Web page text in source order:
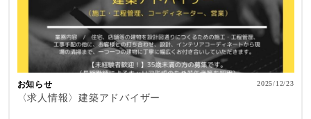
お知らせ 2025/12/23
〈求人情報〉建築アドバイザー